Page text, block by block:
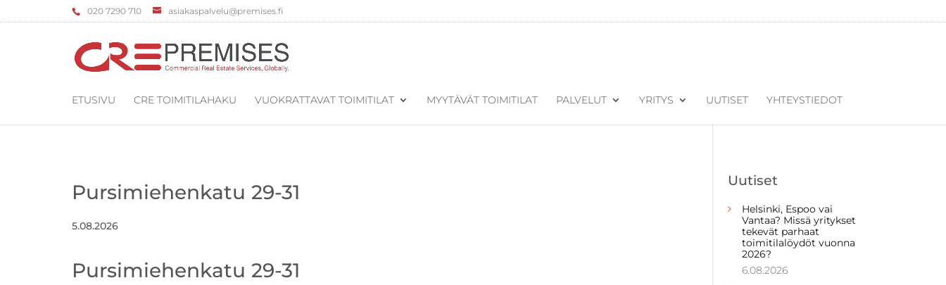
‌020 7290 710 asiakaspalvelu@premises.fi
ETUSIVU CRE TOIMITILAHAKU VUOKRATTAVAT TOIMITILAT MYYTÄVÄT TOIMITILAT PALVELUT YRITYS UUTISET YHTEYSTIEDOT
Pursimiehenkatu 29-31
5.08.2026
Pursimiehenkatu 29-31
Uutiset
Helsinki, Espoo vai
Vantaa? Missä yritykset
tekevät parhaat
toimitilalöydöt vuonna
2026?
6.08.2026